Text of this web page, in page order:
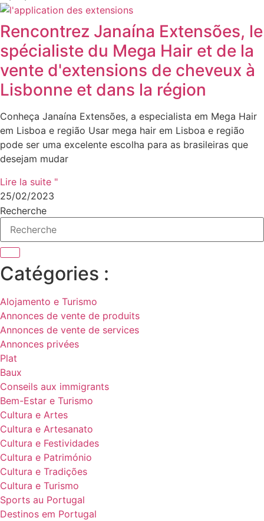
Rencontrez Janaína Extensões, le
spécialiste du Mega Hair et de la
vente d'extensions de cheveux à
Lisbonne et dans la région
Conheça Janaína Extensões, a especialista em Mega Hair
em Lisboa e região Usar mega hair em Lisboa e região
pode ser uma excelente escolha para as brasileiras que
desejam mudar
Lire la suite "
25/02/2023
Recherche
Catégories :
Alojamento e Turismo
Annonces de vente de produits
Annonces de vente de services
Annonces privées
Plat
Baux
Conseils aux immigrants
Bem-Estar e Turismo
Cultura e Artes
Cultura e Artesanato
Cultura e Festividades
Cultura e Património
Cultura e Tradições
Cultura e Turismo
Sports au Portugal
Destinos em Portugal